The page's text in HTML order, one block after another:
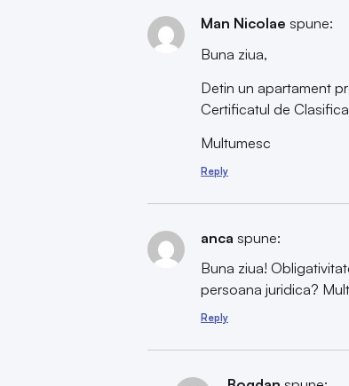
Man Nicolae spune:
Buna ziua,
Detin un apartament
Certificatul de
Multumesc
Reply
anca spune:
Buna ziua!
persoana juridica?
Reply